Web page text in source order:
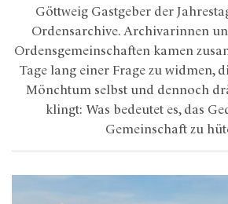
Göttweig Gastgeber der
Ordensarchive. Archivarinnen
Ordensgemeinschaften kamen
Tage lang einer Frage zu widmen,
Mönchtum selbst und dennoch
klingt: Was bedeutet es, das
Gemeinschaft zu